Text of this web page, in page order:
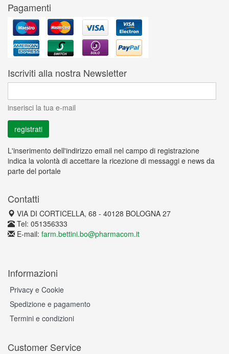
Pagamenti
Iscriviti alla nostra Newsletter
inserisci la tua e-mail
L'inserimento dell'indirizzo email nel campo di registrazione
indica la volontà di accettare la ricezione di messaggi e news da
parte del portale
Contatti
VIA DI CORTICELLA, 68 - 40128 BOLOGNA 27
Tel: 051356333
E-mail: farm.bettini.bo@pharmacom.it
Informazioni
Privacy e Cookie
Spedizione e pagamento
Termini e condizioni
Customer Service